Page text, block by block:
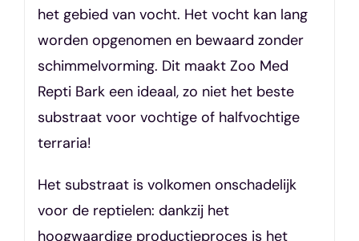
het gebied van vocht. Het vocht kan lang
worden opgenomen en bewaard zonder
schimmelvorming. Dit maakt Zoo Med
Repti Bark een ideaal, zo niet het beste
substraat voor vochtige of halfvochtige
terraria!
Het substraat is volkomen onschadelijk
voor de reptielen: dankzij het
hoogwaardige productieproces is het